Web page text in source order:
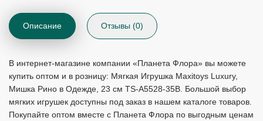
Описание Отзывы (0)
В интернет-магазине компании «Планета Флора» вы можете
купить оптом и в розницу: Мягкая Игрушка Maxitoys Luxury,
Мишка Рино в Одежде, 23 см TS-A5528-35B. Большой выбор
мягких игрушек доступны под заказ в нашем каталоге товаров.
Покупайте оптом вместе с Планета Флора по выгодным ценам